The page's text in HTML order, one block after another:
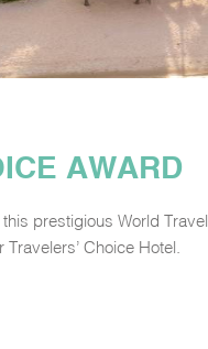
AWARD
prestigious World Travel
Choice Hotel.